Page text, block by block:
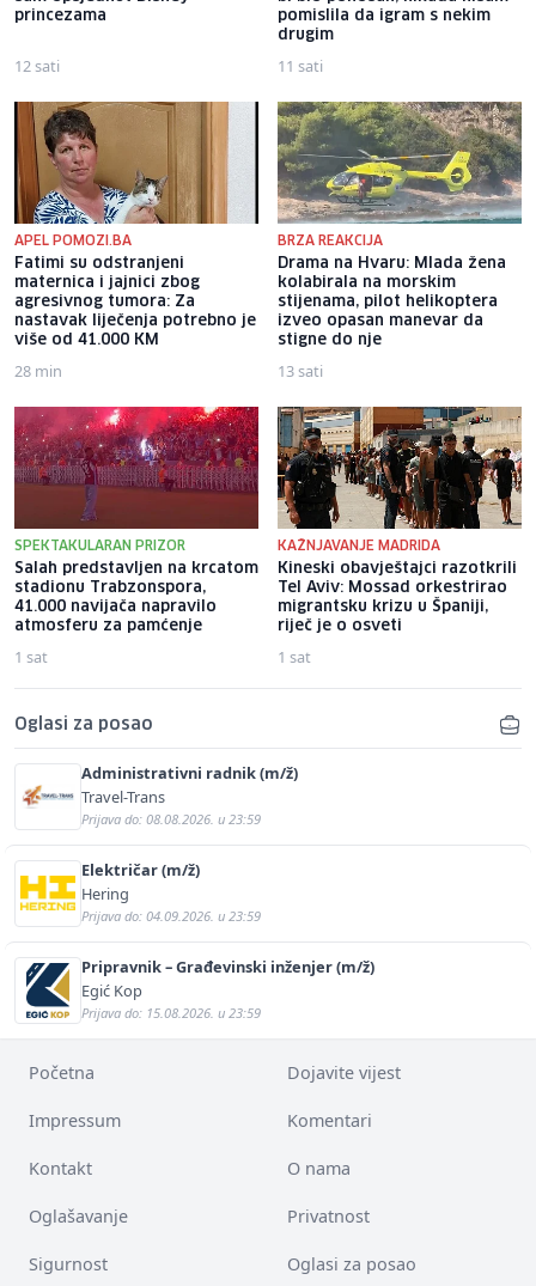
princezama
12 sati
pomislila da igram s nekim
drugim
11 sati
APEL POMOZI.BA
Fatimi su odstranjeni
maternica i jajnici zbog
agresivnog tumora: Za
nastavak liječenja potrebno je
više od 41.000 KM
28 min
BRZA REAKCIJA
Drama na Hvaru: Mlada žena
kolabirala na morskim
stijenama, pilot helikoptera
izveo opasan manevar da
stigne do nje
13 sati
SPEKTAKULARAN PRIZOR
Salah predstavljen na krcatom
stadionu Trabzonspora,
41.000 navijača napravilo
atmosferu za pamćenje
1 sat
KAŽNJAVANJE MADRIDA
Kineski obavještajci razotkrili
Tel Aviv: Mossad orkestrirao
migrantsku krizu u Španiji,
riječ je o osveti
1 sat
Oglasi za posao
Administrativni radnik (m/ž)
Travel-Trans
Prijava do: 08.08.2026. u 23:59
Električar (m/ž)
Hering
Prijava do: 04.09.2026. u 23:59
Pripravnik – Građevinski inženjer (m/ž)
Egić Kop
Prijava do: 15.08.2026. u 23:59
Početna Dojavite vijest
Impressum Komentari
Kontakt O nama
Oglašavanje Privatnost
Sigurnost Oglasi za posao